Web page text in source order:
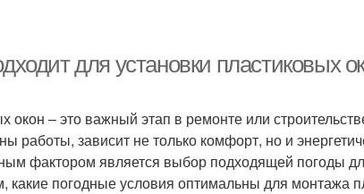
для установки пластиковых
окон – это важный этап в ремонте или
работы, зависит не только комфорт, но и
фактором является выбор подходящей погоды
какие погодные условия оптимальны для монтажа